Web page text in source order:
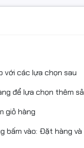
với các lựa chọn sau
để lựa chọn thêm
giỏ hàng
bấm vào: Đặt hàng